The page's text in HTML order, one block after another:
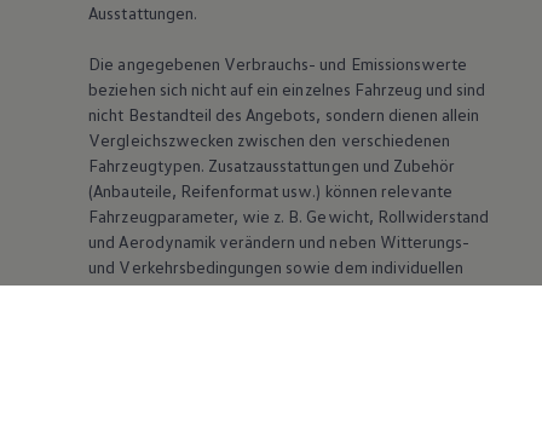
Ausstattungen.
Die angegebenen Verbrauchs- und Emissionswerte
beziehen sich nicht auf ein einzelnes Fahrzeug und sind
nicht Bestandteil des Angebots, sondern dienen allein
Vergleichszwecken zwischen den verschiedenen
Fahrzeugtypen. Zusatzausstattungen und Zubehör
(Anbauteile, Reifenformat usw.) können relevante
Fahrzeugparameter, wie z. B. Gewicht, Rollwiderstand
und Aerodynamik verändern und neben Witterungs-
und Verkehrsbedingungen sowie dem individuellen
Fahrverhalten den Kraftstoffverbrauch, den